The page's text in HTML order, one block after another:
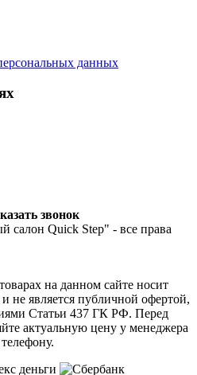
данных
звонок
Quick Step" - все права
на данном сайте носит
не является публичной офертой,
Статьи 437 ГК РФ. Перед
актуальную цену у менеджера